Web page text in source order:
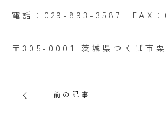
電話：029-893-3587 FAX
〒305-0001 茨城県つくば市
前の記事